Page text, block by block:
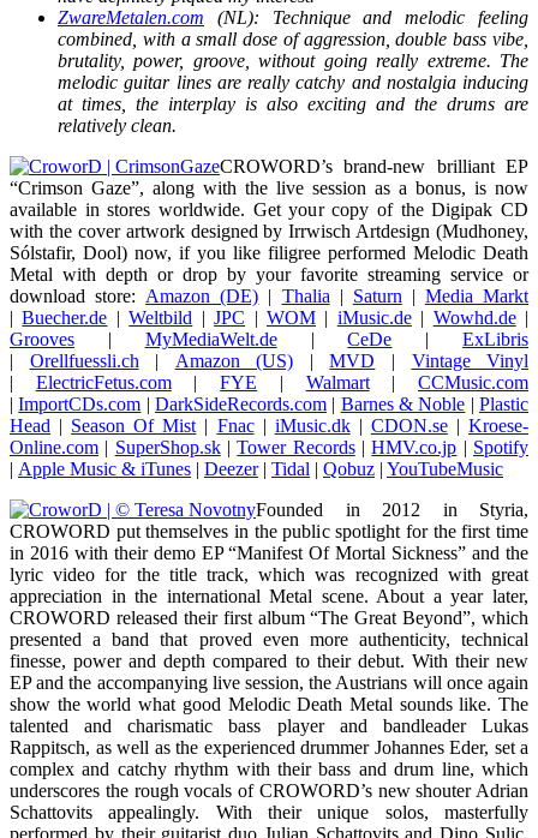
ZwareMetalen.com (NL): Technique and melodic feeling
combined, with a small dose of aggression, double bass vibe,
brutality, power, groove, without going really extreme. The
melodic guitar lines are really catchy and nostalgia inducing
at times, the interplay is also exciting and the drums are
relatively clean.
CROWORD’s brand-new brilliant EP
“Crimson Gaze”, along with the live session as a bonus, is now
available in stores worldwide. Get your copy of the Digipak CD
with the cover artwork designed by Irrwisch Artdesign (Mudhoney,
Sólstafir, Dool) now, if you like filigree performed Melodic Death
Metal with depth or drop by your favorite streaming service or
download store:Amazon (DE) | Thalia| Saturn| Media Markt
|Buecher.de |Weltbild |JPC | WOM| iMusic.de| Wowhd.de|
Grooves | MyMediaWelt.de|CeDe |ExLibris
| Orellfuessli.ch| Amazon (US) |MVD | Vintage Vinyl
| ElectricFetus.com|FYE | Walmart|CCMusic.com
|ImportCDs.com |DarkSideRecords.com | Barnes & Noble |Plastic
Head | Season Of Mist| Fnac| iMusic.dk| CDON.se|Kroese-
Online.com | SuperShop.sk|Tower Records|HMV.co.jp | Spotify
| Apple Music & iTunes | Deezer| Tidal | Qobuz | YouTubeMusic
Founded in 2012 in Styria,
CROWORD put themselves in the public spotlight for the first time
in 2016 with their demo EP “Manifest Of Mortal Sickness” and the
lyric video for the title track, which was recognized with great
appreciation in the international Metal scene. About a year later,
CROWORD released their first album “The Great Beyond”, which
presented a band that proved even more authenticity, technical
finesse, power and depth compared to their debut. With their new
EP and the accompanying live session, the Austrians will once again
show the world what good Melodic Death Metal sounds like. The
talented and charismatic bass player and bandleader Lukas
Rappitsch, as well as the experienced drummer Johannes Eder, set a
complex and catchy rhythm with their bass and drum line, which
underscores the rough vocals of CROWORD’s new shouter Adrian
Schattovits appealingly. With their unique solos, masterfully